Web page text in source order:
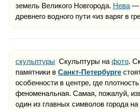
земель Великого Новгорода. Нева —
древнего водного пути «из варяг в
скульптуры Скульптуры на фото.
памятники в Санкт-Петербурге
особенности в центре, где
феноменальная. Самая, пожалуй,
один из главных символов города